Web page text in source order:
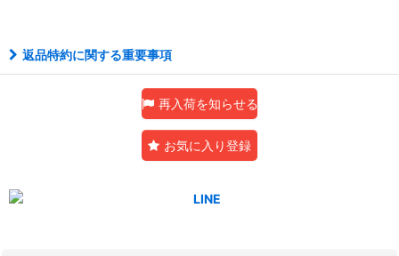
返品特約に関する重要事項
再入荷を知らせる
お気に入り登録